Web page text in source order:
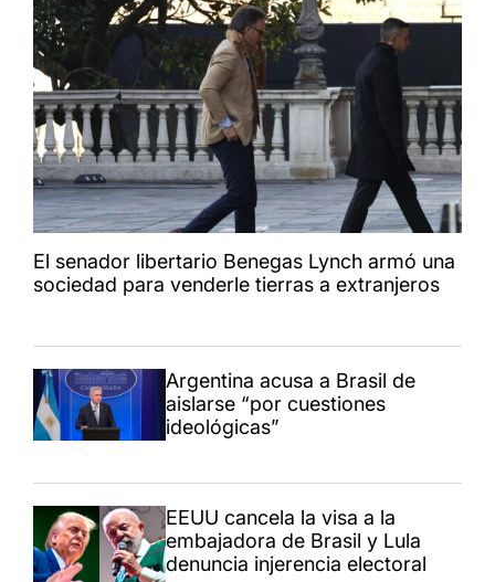
El senador libertario Benegas Lynch armó una
sociedad para venderle tierras a extranjeros
Argentina acusa a Brasil de
aislarse “por cuestiones
ideológicas”
EEUU cancela la visa a la
embajadora de Brasil y Lula
denuncia injerencia electoral